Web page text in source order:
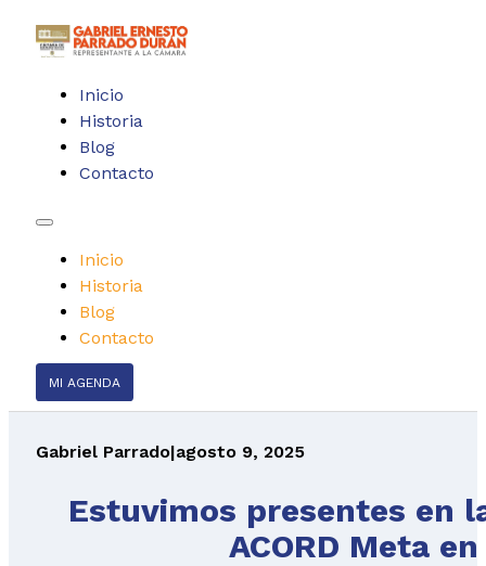
Inicio
Historia
Blog
Contacto
Inicio
Historia
Blog
Contacto
MI AGENDA
Gabriel Parrado|agosto 9, 2025
Estuvimos presentes en
ACORD Meta